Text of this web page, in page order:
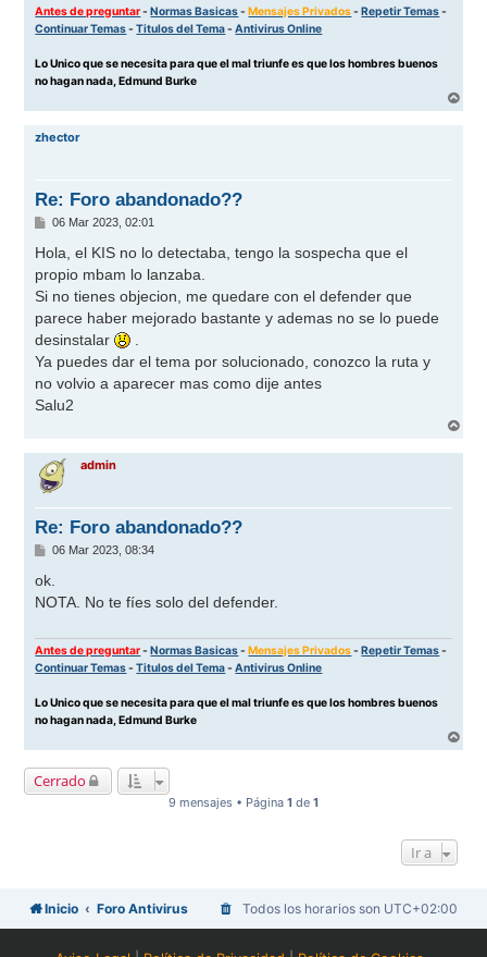
Antes de preguntar-Normas Basicas-Mensajes Privados-Repetir Temas-
Continuar Temas-Titulos del Tema-Antivirus Online
Lo Unico que se necesita para que el mal triunfe es que los hombres buenos
no hagan nada, Edmund Burke
r
zhector
Re: Foro abandonado??
M
n
a
j
e
06 Mar 2023, 02:01
Hola, el KIS no lo detectaba, tengo la sospecha que el
propio mbam lo lanzaba.
Si no tienes objecion, me quedare con el defender que
parece haber mejorado bastante y ademas no se lo puede
desinstalar
Ya puedes dar el tema por solucionado, conozco la ruta y
no volvio a aparecer mas como dije antes
Salu2
r
admin
Re: Foro abandonado??
M
n
a
06 Mar 2023, 08:34
ok.
NOTA. No te fíes solo del defender.
Antes de preguntar-Normas Basicas-Mensajes Privados-Repetir Temas-
Continuar Temas-Titulos del Tema-Antivirus Online
Lo Unico que se necesita para que el mal triunfe es que los hombres buenos
no hagan nada, Edmund Burke
r
Cerrado
9 mensajes • Página 1 de 1
Ir a
Inicio Foro Antivirus Todos los horarios son UTC+02:00